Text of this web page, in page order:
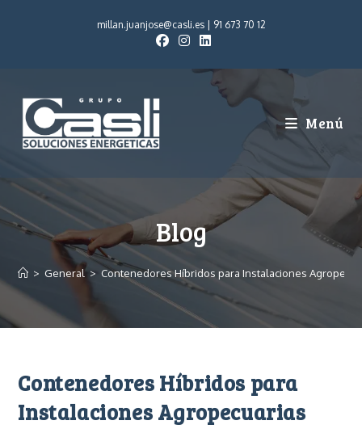
millan.juanjose@casli.es| 91 673 70 12
Menú
Blog
> General > Contenedores Híbridos para Instalaciones
Contenedores Híbridos para
Instalaciones Agropecuarias